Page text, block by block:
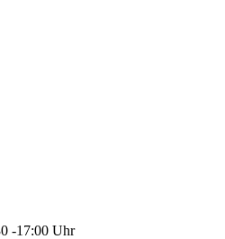
-17:00 Uhr